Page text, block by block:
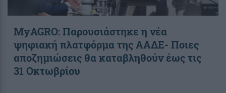
ΜyAGRO: Παρουσιάστηκε η νέα
ψηφιακή πλατφόρμα της ΑΑΔΕ- Ποιες
αποζημιώσεις θα καταβληθούν έως τις
31 Οκτωβρίου